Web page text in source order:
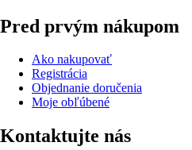
Pred prvým nákupom
Ako nakupovať
Registrácia
Objednanie doručenia
Moje obľúbené
Kontaktujte nás